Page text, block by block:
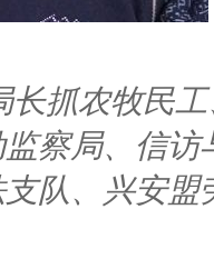
长抓农牧民
察局、信
队、兴安